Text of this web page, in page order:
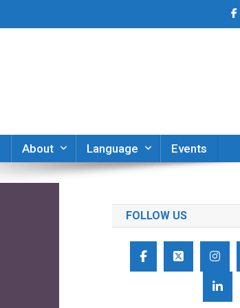
About Language Events
FOLLOW US